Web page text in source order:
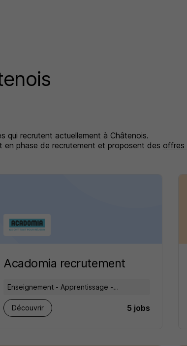
qui recrutent actuellement à Châtenois.
en phase de recrutement et proposent des offres
Acadomia recrutement
Enseignement - Apprentissage -
Formation
Découvrir
5 jobs